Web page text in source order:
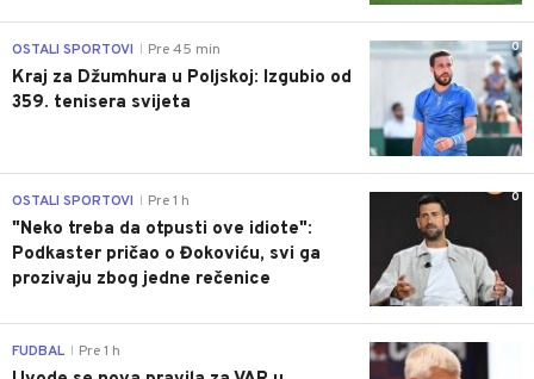
0
OSTALI SPORTOVI Pre 45 min
Kraj za Džumhura u Poljskoj: Izgubio od
359. tenisera svijeta
0
OSTALI SPORTOVI Pre 1 h
"Neko treba da otpusti ove idiote":
Podkaster pričao o Đokoviću, svi ga
prozivaju zbog jedne rečenice
FUDBAL Pre 1 h